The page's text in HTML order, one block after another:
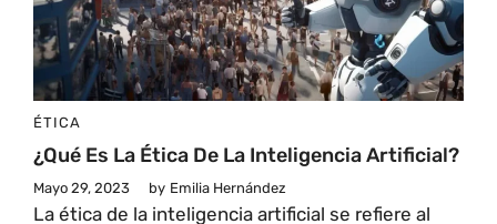
ÉTICA
¿Qué Es La Ética De La Inteligencia Artificial?
Mayo 29, 2023 by Emilia Hernández
La ética de la inteligencia artificial se refiere al